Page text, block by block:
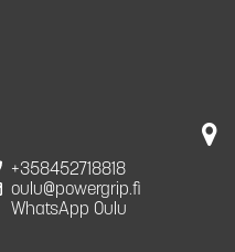
+358452718818
oulu@powergrip.fi
WhatsApp Oulu